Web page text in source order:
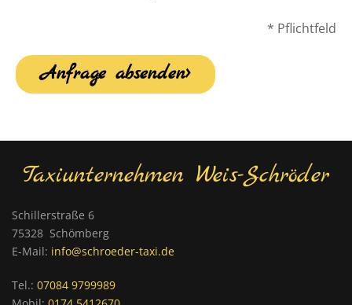
* Pflichtfeld
Taxiunternehmen Weis-Schröder
Schillerstraße 6
75328 Schömberg
E-Mail: info@schroeder-taxi.de
Tel.: 07084 9799989